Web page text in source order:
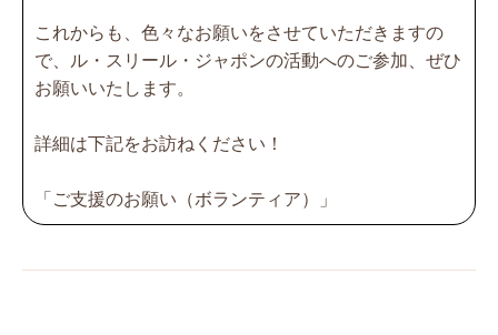
これからも、色々なお願いをさせていただきますの
で、ル・スリール・ジャポンの活動へのご参加、ぜひ
お願いいたします。
詳細は下記をお訪ねください！
「ご支援のお願い（ボランティア）」